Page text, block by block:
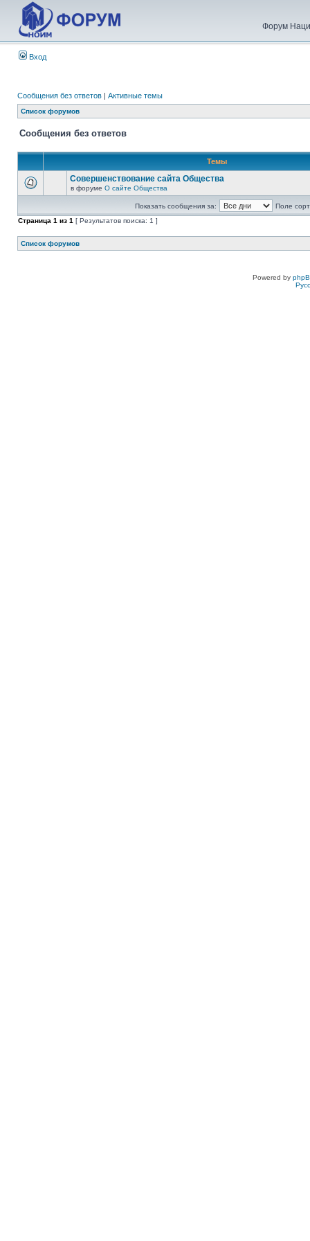
Форум
Вход
Сообщения без ответов | Активные темы
Список форумов
Сообщения без ответов
Темы
Совершенствование сайта Общества
в форуме О сайте Общества
Показать сообщения за:
Поле
Страница 1 из 1 [ Результатов поиска: 1 ]
Список форумов
Powered by